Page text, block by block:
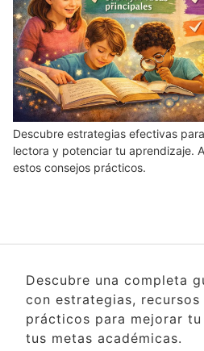
Descubre estrategias efectivas
lectora y potenciar tu aprendizaje.
estos consejos prácticos.
Descubre una completa
con estrategias, recursos
prácticos para mejorar tu
tus metas académicas.